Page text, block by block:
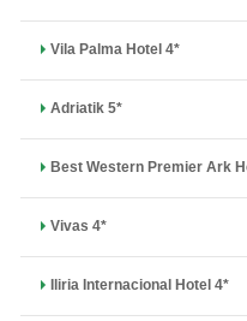
Vila Palma Hotel 4*
Adriatik 5*
Best Western Premier Ark
Vivas 4*
Iliria Internacional Hotel 4*